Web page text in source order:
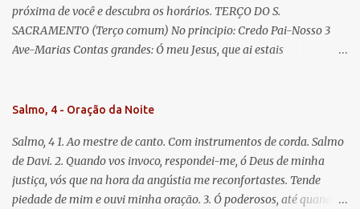
próxima de você e descubra os horários. TERÇO DO S.
SACRAMENTO (Terço comum) No principio: Credo Pai-Nosso 3
Ave-Marias Contas grandes: Ó meu Jesus, que ai estais
Vós morra eu! Nas contas pequenas: Sacramento de Amor!
que nos salva, dá-nos Vossa força, Vosso perdão e a Vossa
misericórdia. (no fim) Rezar 3 vezes: Louvores e graças se deem a
cada momento ao Santíssimo e Diviníssimo Sacramento.
Salmo, 4 - Oração da Noite
Salmo, 4 1. Ao mestre de canto. Com instrumentos de corda. Salmo
de Davi. 2. Quando vos invoco, respondei-me, ó Deus de minha
justiça, vós que na hora da angústia me reconfortastes. Tende
piedade de mim e ouvi minha oração. 3. Ó poderosos, até quando